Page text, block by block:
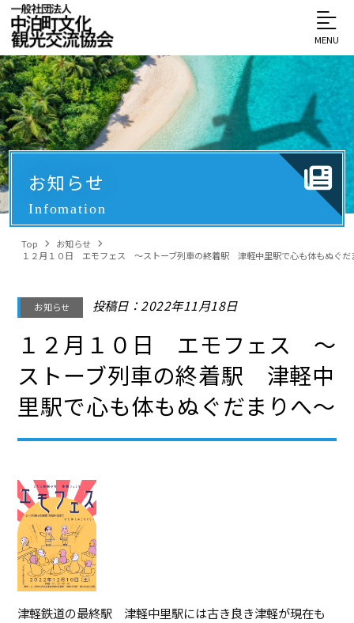
MENU
お知らせ
Infomation
Top
お知らせ
１２月１０日 エモフェス ～ストーブ列車の終着駅 津軽中里駅で心も体もぬぐだ
お知らせ 投稿日：2022年11月18日
１２月１０日 エモフェス ～
ストーブ列車の終着駅 津軽中
里駅で心も体もぬぐだまりへ～
津軽鉄道の最終駅 津軽中里駅には古き良き津軽が現在も